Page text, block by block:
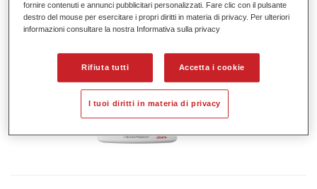
fornire contenuti e annunci pubblicitari personalizzati. Fare clic con il pulsante
destro del mouse per esercitare i propri diritti in materia di privacy. Per ulteriori
informazioni consultare la nostra Informativa sulla privacy
Rifiuta tutti Accetta i cookie
I tuoi diritti in materia di privacy